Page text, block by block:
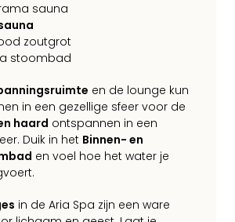
sauna
zoutgrot
stoombad
en de lounge kun
in een gezellige sfeer voor de
haard ontspannen in een
Duik in het Binnen- en
en voel hoe het water je
in de Aria Spa zijn een ware